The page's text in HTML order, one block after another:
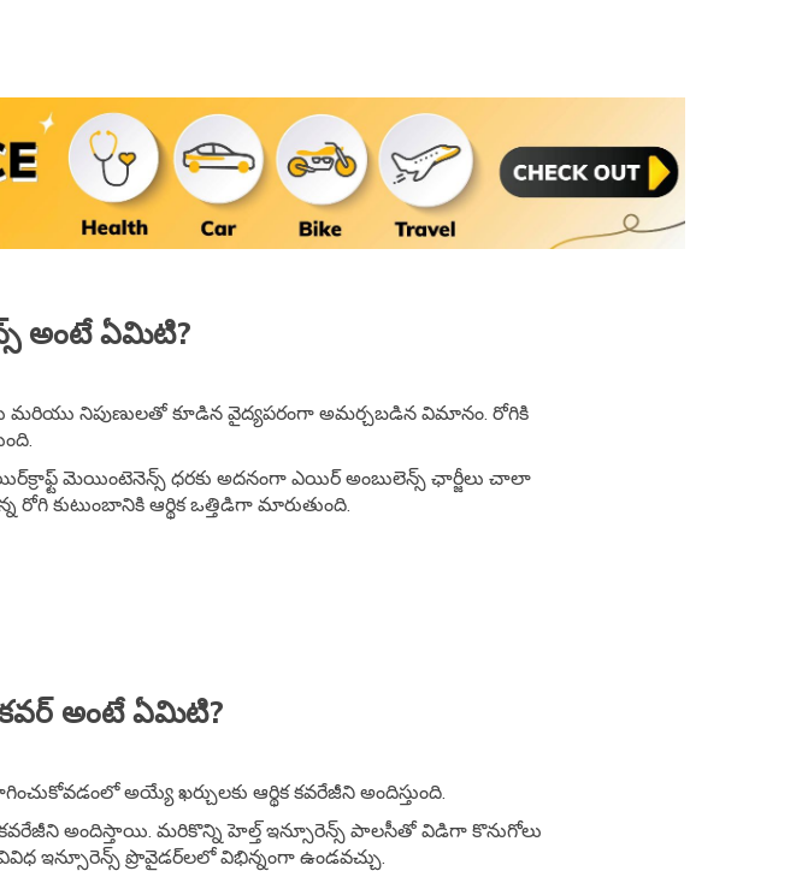
అంటే ఏమిటి?
మరియు నిపుణులతో కూడిన వైద్యపరంగా అమర్చబడిన విమానం. రోగికి
మెయింటెనెన్స్ ధరకు అదనంగా ఎయిర్ అంబులెన్స్ ఛార్జీలు చాలా
రోగి కుటుంబానికి ఆర్థిక ఒత్తిడిగా మారుతుంది.
అంటే ఏమిటి?
అయ్యే ఖర్చులకు ఆర్థిక కవరేజీని అందిస్తుంది.
అందిస్తాయి. మరికొన్ని హెల్త్ ఇన్సూరెన్స్ పాలసీతో విడిగా కొనుగోలు
ప్రొవైడర్‌లలో విభిన్నంగా ఉండవచ్చు.